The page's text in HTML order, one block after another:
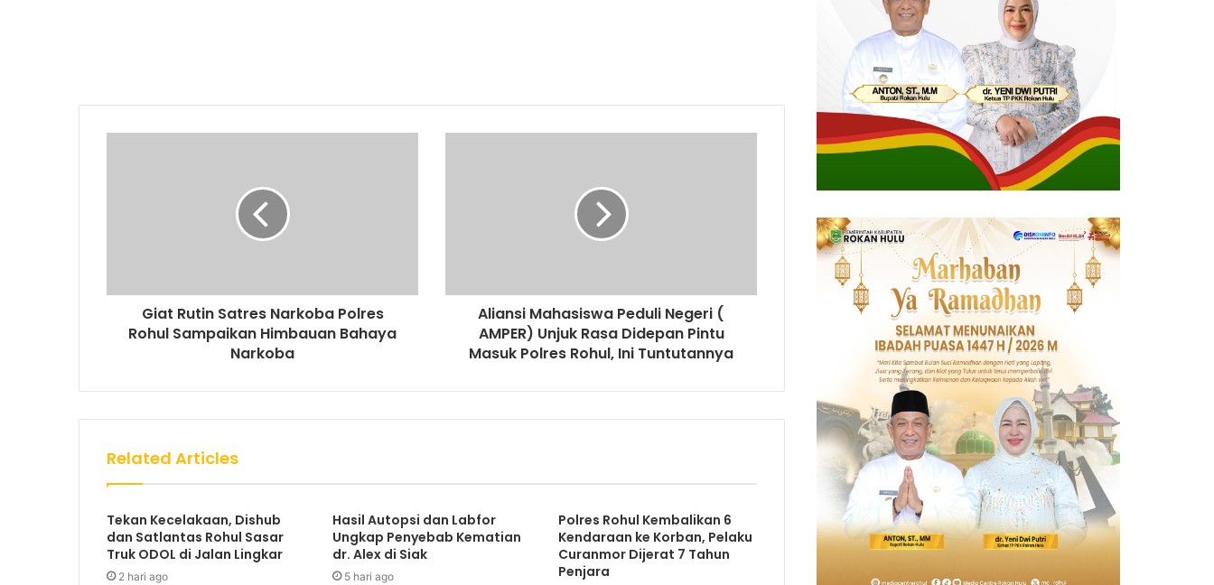
Giat Rutin Satres Narkoba Polres
Rohul Sampaikan Himbauan Bahaya
Narkoba
Aliansi Mahasiswa Peduli Negeri (
AMPER) Unjuk Rasa Didepan Pintu
Masuk Polres Rohul, Ini Tuntutannya
Related Articles
Tekan Kecelakaan, Dishub
dan Satlantas Rohul Sasar
Truk ODOL di Jalan Lingkar
2 hari ago
Hasil Autopsi dan Labfor
Ungkap Penyebab Kematian
dr. Alex di Siak
5 hari ago
Polres Rohul Kembalikan 6
Kendaraan ke Korban, Pelaku
Curanmor Dijerat 7 Tahun
Penjara